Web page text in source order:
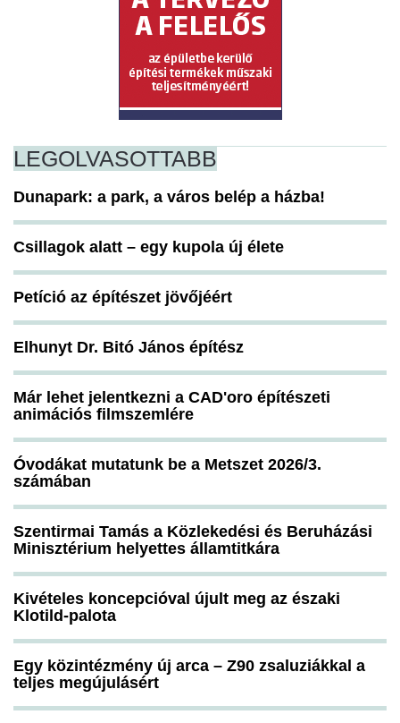
LEGOLVASOTTABB
Dunapark: a park, a város belép a házba!
Csillagok alatt – egy kupola új élete
Petíció az építészet jövőjéért
Elhunyt Dr. Bitó János építész
Már lehet jelentkezni a CAD'oro építészeti
animációs filmszemlére
Óvodákat mutatunk be a Metszet 2026/3.
számában
Szentirmai Tamás a Közlekedési és Beruházási
Minisztérium helyettes államtitkára
Kivételes koncepcióval újult meg az északi
Klotild-palota
Egy közintézmény új arca – Z90 zsaluziákkal a
teljes megújulásért